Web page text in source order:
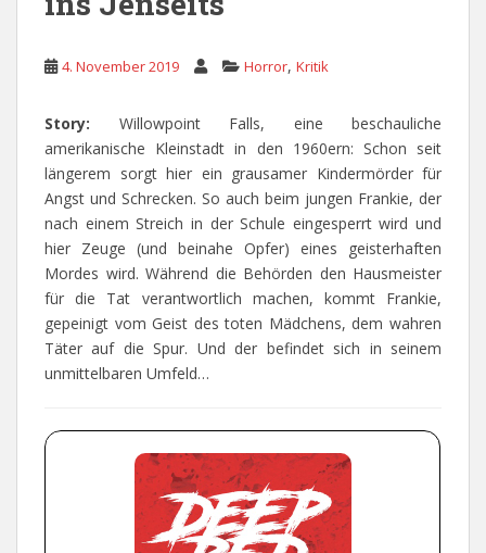
4. November 2019 Horror, Kritik
Story: Willowpoint Falls, eine beschauliche
amerikanische Kleinstadt in den 1960ern: Schon seit
längerem sorgt hier ein grausamer Kindermörder für
Angst und Schrecken. So auch beim jungen Frankie, der
nach einem Streich in der Schule eingesperrt wird und
hier Zeuge (und beinahe Opfer) eines geisterhaften
Mordes wird. Während die Behörden den Hausmeister
für die Tat verantwortlich machen, kommt Frankie,
gepeinigt vom Geist des toten Mädchens, dem wahren
Täter auf die Spur. Und der befindet sich in seinem
unmittelbaren Umfeld…